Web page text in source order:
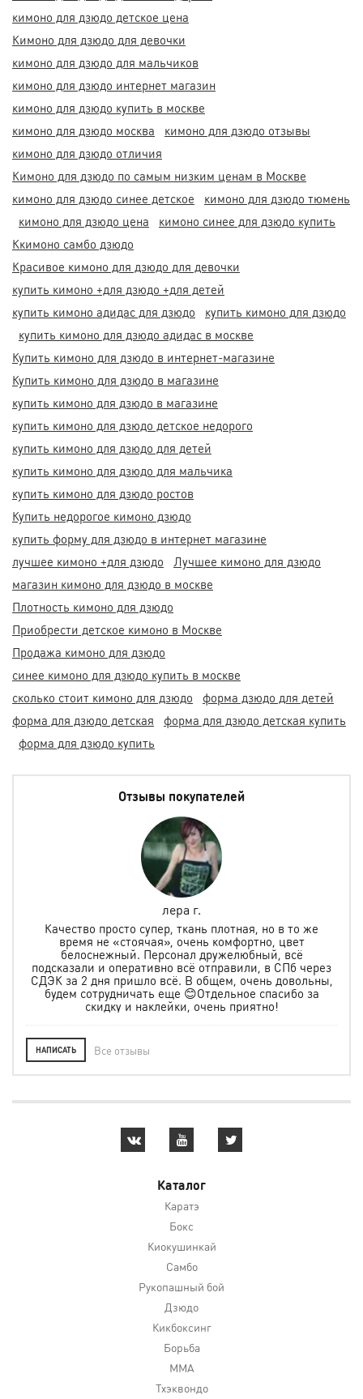
кимоно для дзюдо детское цена
Кимоно для дзюдо для девочки
кимоно для дзюдо для мальчиков
кимоно для дзюдо интернет магазин
кимоно для дзюдо купить в москве
кимоно для дзюдо москва
кимоно для дзюдо отзывы
кимоно для дзюдо отличия
Кимоно для дзюдо по самым низким ценам в Москве
кимоно для дзюдо синее детское
кимоно для дзюдо тюмень
кимоно для дзюдо цена
кимоно синее для дзюдо купить
Ккимоно самбо дзюдо
Красивое кимоно для дзюдо для девочки
купить кимоно +для дзюдо +для детей
купить кимоно адидас для дзюдо
купить кимоно для дзюдо
купить кимоно для дзюдо адидас в москве
Купить кимоно для дзюдо в интернет-магазине
Купить кимоно для дзюдо в магазине
купить кимоно для дзюдо в магазине
купить кимоно для дзюдо детское недорого
купить кимоно для дзюдо для детей
купить кимоно для дзюдо для мальчика
купить кимоно для дзюдо ростов
Купить недорогое кимоно дзюдо
купить форму для дзюдо в интернет магазине
лучшее кимоно +для дзюдо
Лучшее кимоно для дзюдо
магазин кимоно для дзюдо в москве
Плотность кимоно для дзюдо
Приобрести детское кимоно в Москве
Продажа кимоно для дзюдо
синее кимоно для дзюдо купить в москве
сколько стоит кимоно для дзюдо
форма дзюдо для детей
форма для дзюдо детская
форма для дзюдо детская купить
форма для дзюдо купить
Отзывы покупателей
лера г.
Качество просто супер, ткань плотная, но в то же
время не «стоячая», очень комфортно, цвет
белоснежный. Персонал дружелюбный, всё
подсказали и оперативно всё отправили, в СПб через
СДЭК за 2 дня пришло всё. В общем, очень довольны,
будем сотрудничать еще 😊Отдельное спасибо за
скидку и наклейки, очень приятно!
НАПИСАТЬ Все отзывы
Каталог
Каратэ
Бокс
Киокушинкай
Самбо
Рукопашный бой
Дзюдо
Кикбоксинг
Борьба
MMA
Тхэквондо